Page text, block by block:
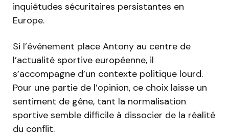
inquiétudes sécuritaires persistantes en
Europe.
Si l’événement place Antony au centre de
l’actualité sportive européenne, il
s’accompagne d’un contexte politique lourd.
Pour une partie de l’opinion, ce choix laisse un
sentiment de gêne, tant la normalisation
sportive semble difficile à dissocier de la réalité
du conflit.